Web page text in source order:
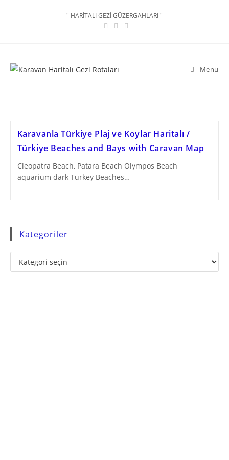
" HARİTALI GEZİ GÜZERGAHLARI "
Menu
Karavanla Türkiye Plaj ve Koylar Haritalı /
Türkiye Beaches and Bays with Caravan Map
Cleopatra Beach, Patara Beach Olympos Beach
aquarium dark Turkey Beaches…
Kategoriler
Kategoriler